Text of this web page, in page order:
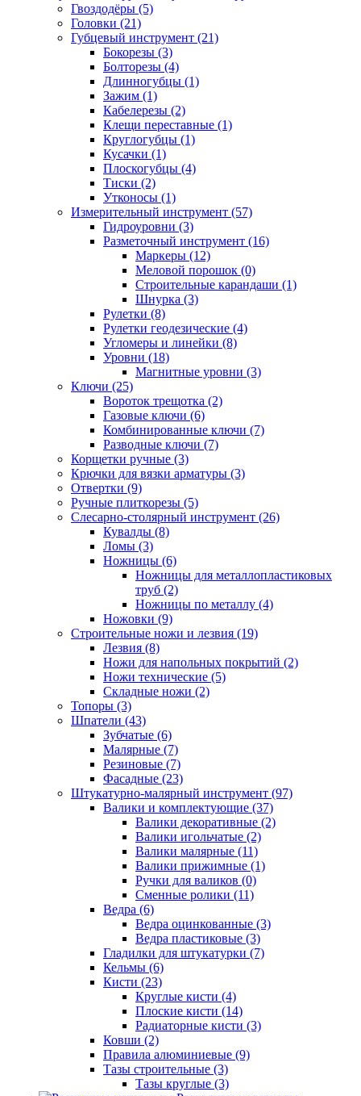
Гвоздодёры (5)
Головки (21)
Губцевый инструмент (21)
Бокорезы (3)
Болторезы (4)
Длинногубцы (1)
Зажим (1)
Кабелерезы (2)
Клещи переставные (1)
Круглогубцы (1)
Кусачки (1)
Плоскогубцы (4)
Тиски (2)
Утконосы (1)
Измерительный инструмент (57)
Гидроуровни (3)
Разметочный инструмент (16)
Маркеры (12)
Меловой порошок (0)
Строительные карандаши (1)
Шнурка (3)
Рулетки (8)
Рулетки геодезические (4)
Угломеры и линейки (8)
Уровни (18)
Магнитные уровни (3)
Ключи (25)
Вороток трещотка (2)
Газовые ключи (6)
Комбинированные ключи (7)
Разводные ключи (7)
Корщетки ручные (3)
Крючки для вязки арматуры (3)
Отвертки (9)
Ручные плиткорезы (5)
Слесарно-столярный инструмент (26)
Кувалды (8)
Ломы (3)
Ножницы (6)
Ножницы для металлопластиковых
труб (2)
Ножницы по металлу (4)
Ножовки (9)
Строительные ножи и лезвия (19)
Лезвия (8)
Ножи для напольных покрытий (2)
Ножи технические (5)
Складные ножи (2)
Топоры (3)
Шпатели (43)
Зубчатые (6)
Малярные (7)
Резиновые (7)
Фасадные (23)
Штукатурно-малярный инструмент (97)
Валики и комплектующие (37)
Валики декоративные (2)
Валики игольчатые (2)
Валики малярные (11)
Валики прижимные (1)
Ручки для валиков (0)
Сменные ролики (11)
Ведра (6)
Ведра оцинкованные (3)
Ведра пластиковые (3)
Гладилки для штукатурки (7)
Кельмы (6)
Кисти (23)
Круглые кисти (4)
Плоские кисти (14)
Радиаторные кисти (3)
Ковши (2)
Правила алюминиевые (9)
Тазы строительные (3)
Тазы круглые (3)